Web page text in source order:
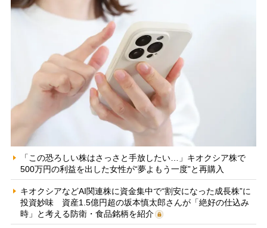
「この恐ろしい株はさっさと手放したい…」キオクシア株で
500万円の利益を出した女性が“夢よもう一度”と再購入
キオクシアなどAI関連株に資金集中で“割安になった成長株”に
投資妙味 資産1.5億円超の坂本慎太郎さんが「絶好の仕込み
時」と考える防衛・食品銘柄を紹介